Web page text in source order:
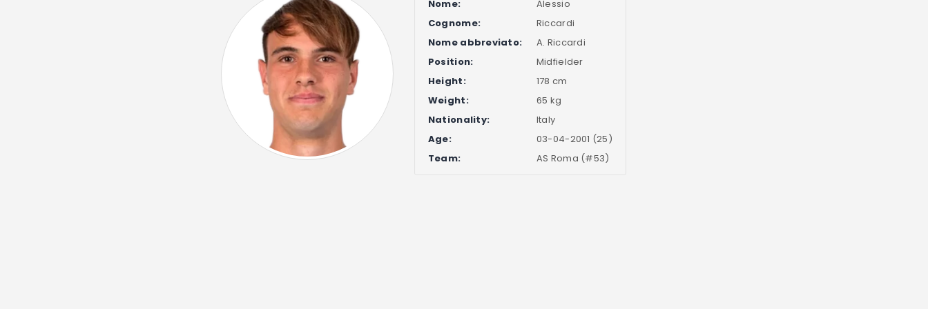
Nome:
Alessio
Cognome:
Riccardi
Nome abbreviato:
A. Riccardi
Position:
Midfielder
Height:
178 cm
Weight:
65 kg
Nationality:
Italy
Age:
03-04-2001 (25)
Team:
AS Roma (#53)